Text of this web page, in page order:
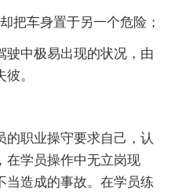
把车身置于另一个危险；
驶中极易出现的状况，由
。
的职业操守要求自己，认
在学员操作中无立岗现
当造成的事故。在学员练